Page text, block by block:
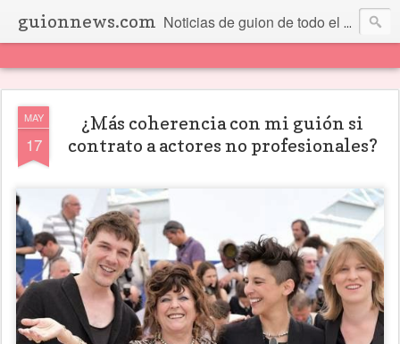
guionnews.com Noticias de guion de todo el mundo... Y más.
MAY
17
¿Más coherencia con mi guión si
contrato a actores no profesionales?